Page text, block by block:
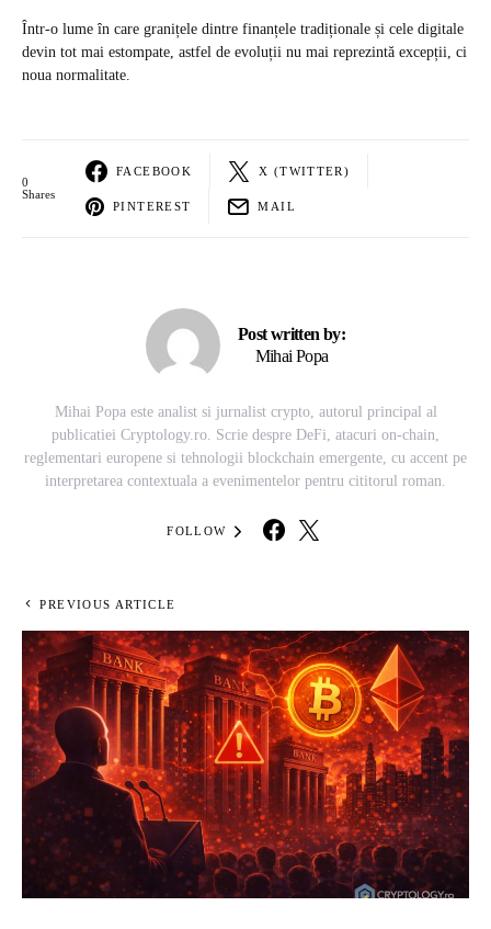
Într-o lume în care granițele dintre finanțele tradiționale și cele digitale
devin tot mai estompate, astfel de evoluții nu mai reprezintă excepții, ci
noua normalitate.
0
Shares
FACEBOOK X (TWITTER)
PINTEREST MAIL
Post written by:
Mihai Popa
Mihai Popa este analist si jurnalist crypto, autorul principal al
publicatiei Cryptology.ro. Scrie despre DeFi, atacuri on-chain,
reglementari europene si tehnologii blockchain emergente, cu accent pe
interpretarea contextuala a evenimentelor pentru cititorul roman.
FOLLOW
PREVIOUS ARTICLE